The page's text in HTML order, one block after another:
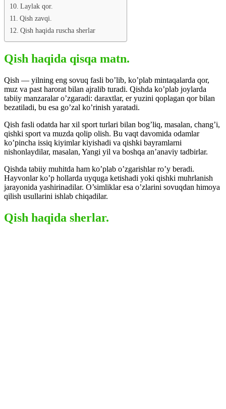
Laylak qor.
Qish zavqi.
Qish haqida ruscha sherlar
Qish haqida qisqa matn.
Qish — yilning eng sovuq fasli bo’lib, ko’plab mintaqalarda qor,
muz va past harorat bilan ajralib turadi. Qishda ko’plab joylarda
tabiiy manzaralar o’zgaradi: daraxtlar, er yuzini qoplagan qor bilan
bezatiladi, bu esa go’zal ko’rinish yaratadi.
Qish fasli odatda har xil sport turlari bilan bog’liq, masalan, chang’i,
qishki sport va muzda qolip olish. Bu vaqt davomida odamlar
ko’pincha issiq kiyimlar kiyishadi va qishki bayramlarni
nishonlaydilar, masalan, Yangi yil va boshqa an’anaviy tadbirlar.
Qishda tabiiy muhitda ham ko’plab o’zgarishlar ro’y beradi.
Hayvonlar ko’p hollarda uyquga ketishadi yoki qishki muhrlanish
jarayonida yashirinadilar. O’simliklar esa o’zlarini sovuqdan himoya
qilish usullarini ishlab chiqadilar.
Qish haqida sherlar.